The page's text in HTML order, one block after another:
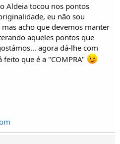
Aldeia tocou nos pontos
eu não sou
acho que devemos manter
aqueles pontos que
agora dá-lhe com
que é a "COMPRA"